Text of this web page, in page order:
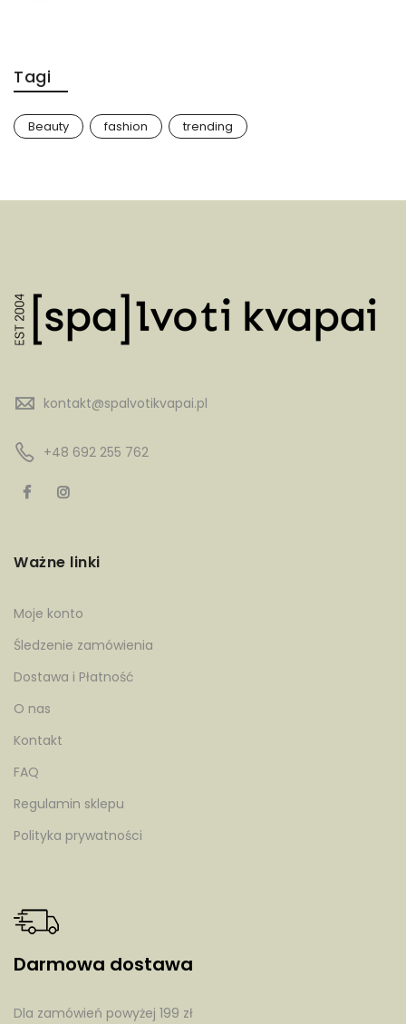
Tagi
Beauty fashion trending
kontakt@spalvotikvapai.pl
+48 692 255 762
Ważne linki
Moje konto
Śledzenie zamówienia
Dostawa i Płatność
O nas
Kontakt
FAQ
Regulamin sklepu
Polityka prywatności
Darmowa dostawa
Dla zamówień powyżej 199 zł